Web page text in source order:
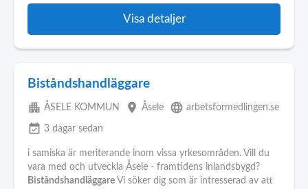
Visa detaljer
Biståndshandläggare
apartment ÅSELE KOMMUN place Åsele language arbetsformedlingen.se
event_available 3 dagar sedan
i samiska är meriterande inom vissa yrkesområden. Vill du
vara med och utveckla Åsele - framtidens inlandsbygd?
Biståndshandläggare Vi söker dig som är intresserad av att